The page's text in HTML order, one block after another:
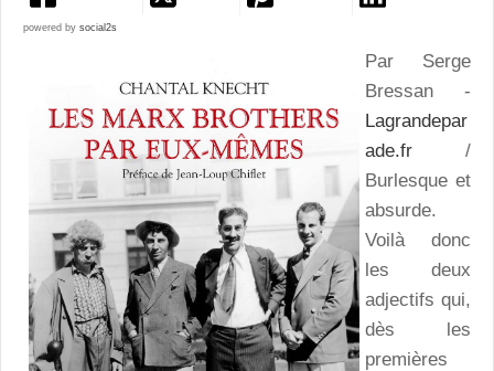
powered by social2s
Par Serge
Bressan -
Lagrandepar
ade.fr /
Burlesque et
absurde.
Voilà donc
les deux
adjectifs qui,
dès les
premières